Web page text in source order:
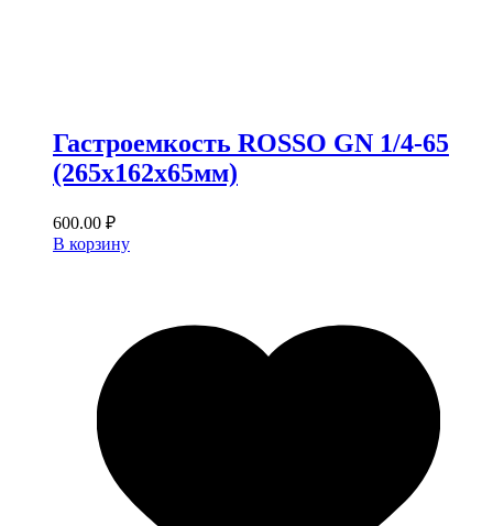
Гастроемкость ROSSO GN 1/4-65
(265х162х65мм)
600.00 ₽
В корзину